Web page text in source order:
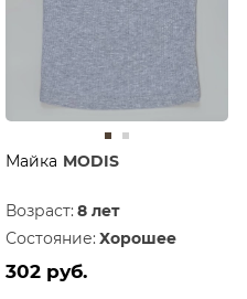
Майка MODIS
Возраст: 8 лет
Состояние: Хорошее
302 руб.